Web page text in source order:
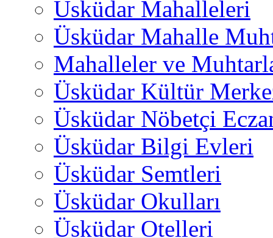
Üsküdar Mahalleleri
Üsküdar Mahalle
Mahalleler ve
Üsküdar Kültür
Üsküdar Nöbetçi
Üsküdar Bilgi Evleri
Üsküdar Semtleri
Üsküdar Okulları
Üsküdar Otelleri